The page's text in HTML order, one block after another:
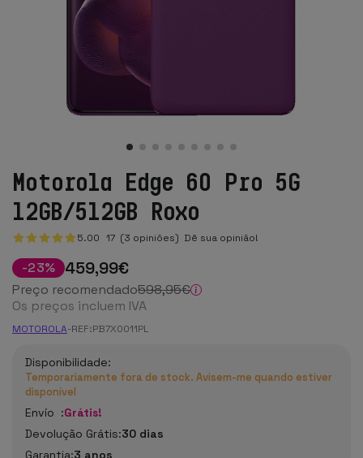
Motorola Edge 60 Pro 5G
12GB/512GB Roxo
5.00 17 (3 opiniões) Dê sua opinião!
-23% 459,99€
Preço recomendado598,95€
Os preços incluem IVA
MOTOROLA-REF:PB7X0011PL
Disponibilidade:
Temporariamente fora de stock. Avisem-me quando estiver
disponível
Envío :Grátis!
Devolução Grátis:30 dias
Garantia:3 anos